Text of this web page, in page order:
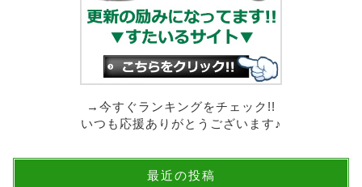
→今すぐランキングをチェック!!
いつも応援ありがとうございます♪
最近の投稿